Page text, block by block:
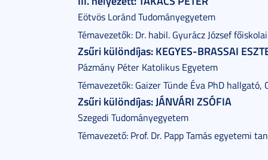
Eötvös Loránd Tudományegyetem
Témavezetők: Dr. habil. Gyurácz József
Zsűri különdíjas: KEGYES-BRASSAI
Pázmány Péter Katolikus Egyetem
Témavezetők: Gaizer Tünde Éva PhD
Zsűri különdíjas: JÁNVÁRI ZSÓFIA
Szegedi Tudományegyetem
Témavezető: Prof. Dr. Papp Tamás egyetemi